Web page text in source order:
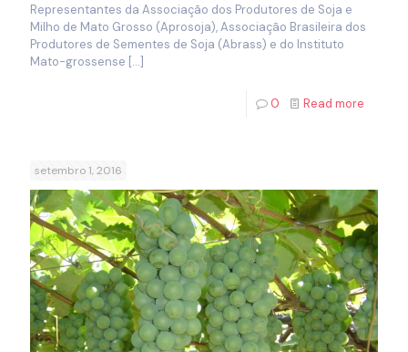
Representantes da Associação dos Produtores de Soja e
Milho de Mato Grosso (Aprosoja), Associação Brasileira dos
Produtores de Sementes de Soja (Abrass) e do Instituto
Mato-grossense […]
0 Read more
setembro 1, 2016